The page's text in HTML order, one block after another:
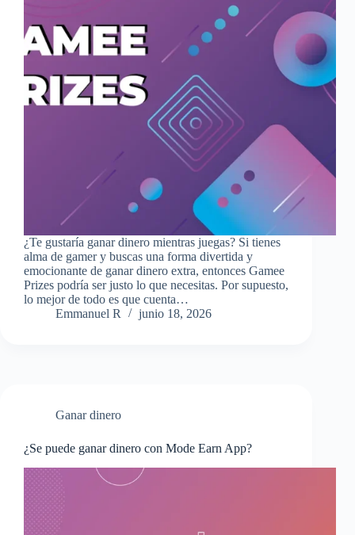
¿Te gustaría ganar dinero mientras juegas? Si tienes
alma de gamer y buscas una forma divertida y
emocionante de ganar dinero extra, entonces Gamee
Prizes podría ser justo lo que necesitas. Por supuesto,
lo mejor de todo es que cuenta…
Emmanuel R
junio 18, 2026
Ganar dinero
¿Se puede ganar dinero con Mode Earn App?